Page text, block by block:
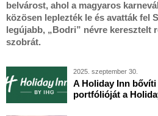
belvárost, ahol a magyaros
közösen leplezték le és avatták fel
legújabb, „Bodri” névre keresztelt
szobrát.
2025. szeptember 30.
A Holiday Inn
portfólióját a